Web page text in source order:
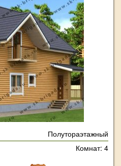
Полутораэтажный
Комнат: 4